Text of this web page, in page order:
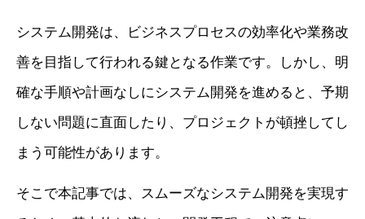
システム開発は、ビジネスプロセスの効率化や業務改
善を目指して行われる鍵となる作業です。しかし、明
確な手順や計画なしにシステム開発を進めると、予期
しない問題に直面したり、プロジェクトが頓挫してし
まう可能性があります。
そこで本記事では、スムーズなシステム開発を実現す